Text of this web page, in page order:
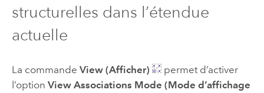
structurelles dans l’étendue
actuelle
La commande View (Afficher)
permet d’activer
l’option View Associations Mode (Mode d’affichage